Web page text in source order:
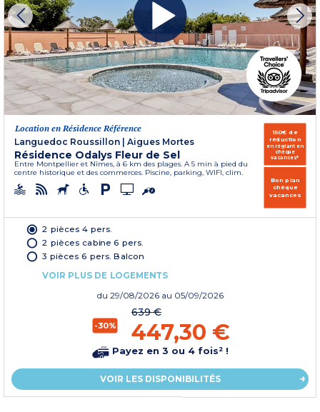
Location en Résidence Référence
Languedoc Roussillon | Aigues Mortes
Résidence Odalys Fleur de Sel
Entre Montpellier et Nîmes, à 6 km des plages. A 5 min à pied du
centre historique et des commerces. Piscine, parking, WIFI, clim.
150€ de
réduction
en réglant en
chèque
vacances*
Bon plan
chèque
vacances
2 pièces 4 pers.
2 pièces cabine 6 pers.
3 pièces 6 pers. Balcon
VOIR PLUS DE LOGEMENTS
du 29/08/2026 au 05/09/2026
-30%
639 €
447,30 €
Payez en 3 ou 4 fois² !
VOIR LES DISPONIBILITÉS